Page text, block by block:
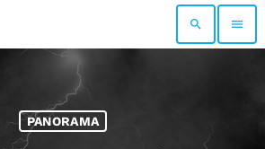
search menu
PANORAMA